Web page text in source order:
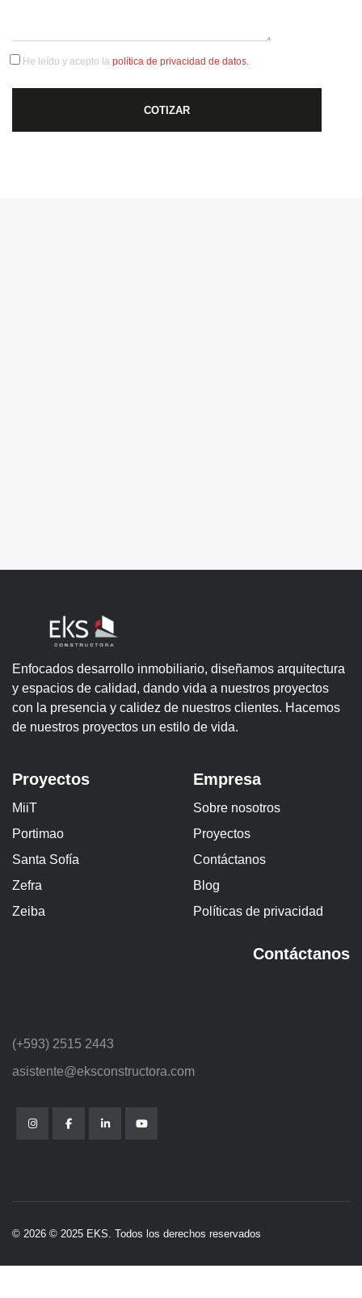
He leído y acepto la política de privacidad de datos.
COTIZAR
Enfocados desarrollo inmobiliario, diseñamos arquitectura
y espacios de calidad, dando vida a nuestros proyectos
con la presencia y calidez de nuestros clientes. Hacemos
de nuestros proyectos un estilo de vida.
Proyectos
MiiT
Portimao
Santa Sofía
Zefra
Zeiba
Empresa
Sobre nosotros
Proyectos
Contáctanos
Blog
Políticas de privacidad
Contáctanos
(+593) 2515 2443
asistente@eksconstructora.com
© 2026 © 2025 EKS. Todos los derechos reservados